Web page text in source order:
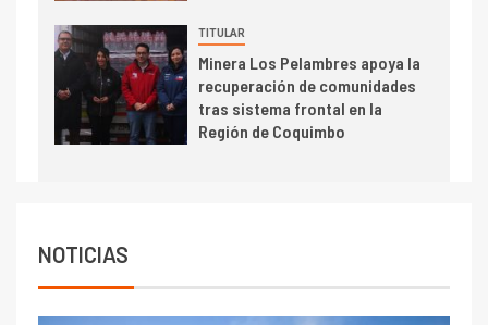
TITULAR
Minera Los Pelambres apoya la
recuperación de comunidades
tras sistema frontal en la
Región de Coquimbo
NOTICIAS